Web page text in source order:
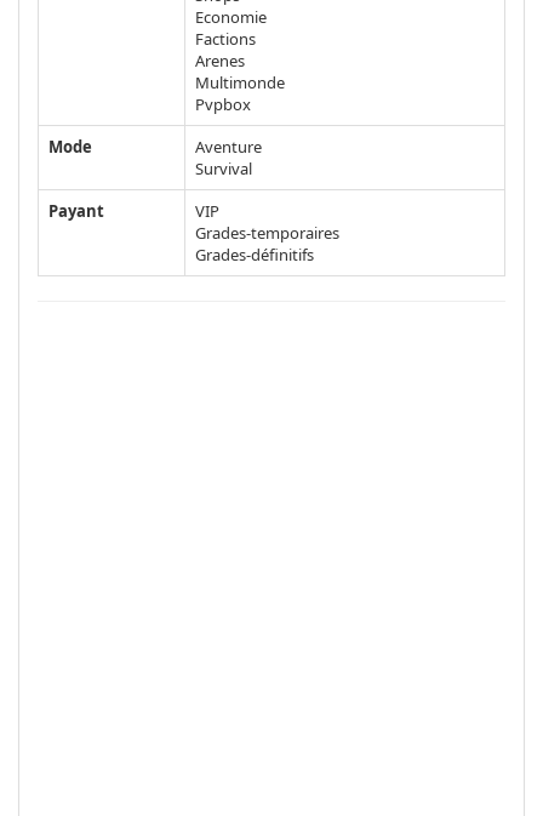
Economie
Factions
Arenes
Multimonde
Pvpbox
Mode
Aventure
Survival
Payant
VIP
Grades-temporaires
Grades-définitifs